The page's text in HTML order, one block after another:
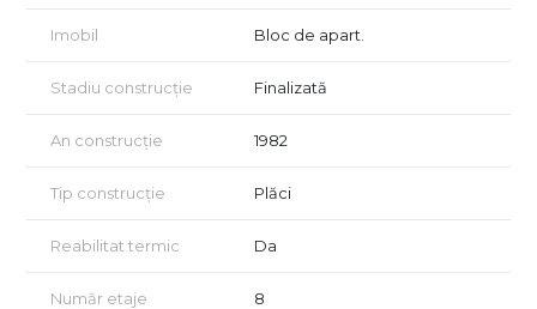
Ideal pentru locuință proprie sau investiție
Apartament pregătit pentru mutare imediată
Oferim sprijin complet pe tot parcursul tranzacției (obținerea
creditului, perfectarea actelor, amenajarea proprietății, etc.).
vizionare, în conformitate cu dispozițiile Codului Civil (art. 1169)
privind libertatea contractuală.
Imobil Bloc de apart.
Stadiu construcție Finalizată
An construcție 1982
Tip construcție Plăci
Reabilitat termic Da
Număr etaje
8